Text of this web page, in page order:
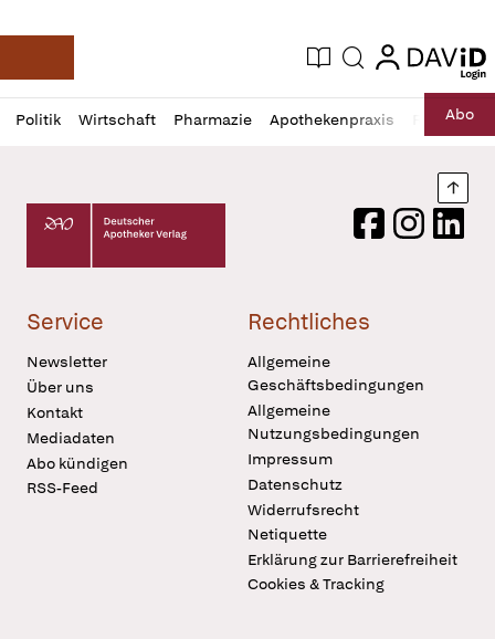
Deutsche Apotheker Zeitung
Aktuelle Ausgabe
Suche login
login
Politik Wirtschaft Pharmazie Apothekenpraxis RechtAbo
Profil
öffnen
Daz
Pur
Deutscher Apotheker Verlag Logo
FacebookInstagram
Service
Newsletter
Über uns
Kontakt
Mediadaten
Abo kündigen
RSS-Feed
Rechtliches
Allgemeine
Geschäftsbedingungen
Allgemeine
Nutzungsbedingungen
Impressum
Datenschutz
Widerrufsrecht
Netiquette
Erklärung zur Barrierefreiheit
Cookies & Tracking